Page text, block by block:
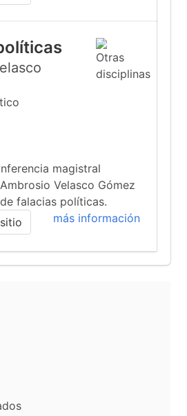
magistral
Velasco Gómez
falacias políticas.
más información